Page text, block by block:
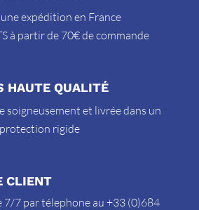
expédition en France
à partir de 70€ de commande
HAUTE QUALITÉ
soigneusement et livrée dans un
rigide
CLIENT
7/7 par télephone au +33 (0)684